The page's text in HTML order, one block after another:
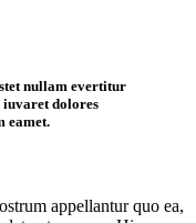
nullam evertitur
dolores
eamet.
appellantur quo ea,